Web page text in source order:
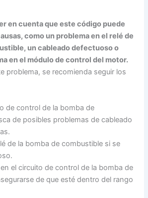
en cuenta que este código puede
como un problema en el relé de
un cableado defectuoso o
en el módulo de control del motor.
problema, se recomienda seguir los
de control de la bomba de
de posibles problemas de cableado
de la bomba de combustible si se
el circuito de control de la bomba de
de que esté dentro del rango